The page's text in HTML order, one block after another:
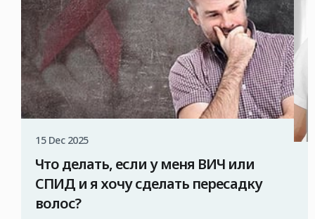
15 Dec 2025
Что делать, если у меня ВИЧ или
СПИД и я хочу сделать пересадку
волос?